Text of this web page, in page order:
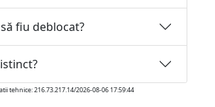
fiu deblocat?
tehnice: 216.73.217.14/2026-08-06 17:59:44